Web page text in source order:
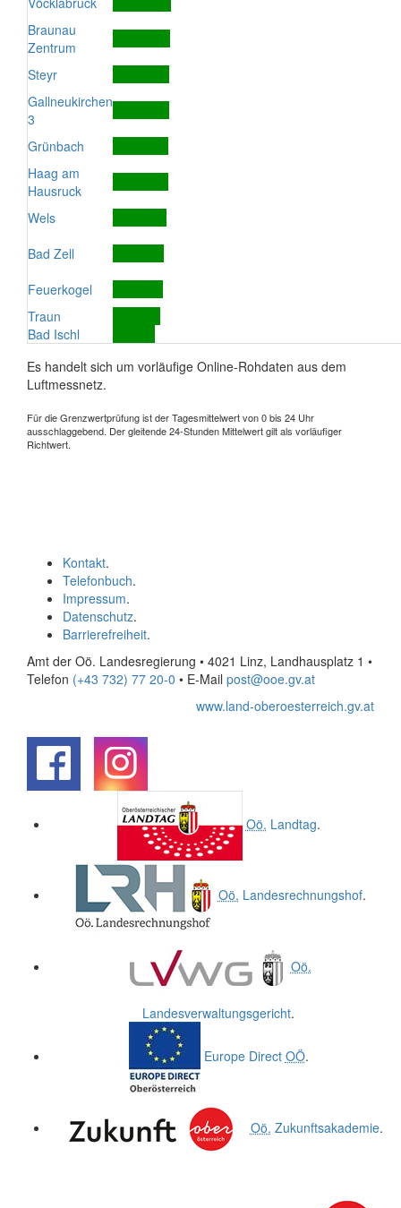
Braunau
Zentrum
Steyr
Gallneukirchen
3
Grünbach
Haag am
Hausruck
Wels
Bad Zell
Feuerkogel
Traun
Bad Ischl
Es handelt sich um vorläufige Online-Rohdaten aus dem
Luftmessnetz.
Für die Grenzwertprüfung ist der Tagesmittelwert von 0 bis 24 Uhr
ausschlaggebend. Der gleitende 24-Stunden Mittelwert gilt als vorläufiger
Richtwert.
Kontakt.
Telefonbuch.
Impressum.
Datenschutz.
Barrierefreiheit.
Amt der Oö. Landesregierung • 4021 Linz, Landhausplatz 1 •
Telefon (+43 732) 77 20-0 • E-Mail post@ooe.gv.at
www.land-oberoesterreich.gv.at
Oö. Landtag.
Oö. Landesrechnungshof.
Oö.
Landesverwaltungsgericht.
Europe Direct OÖ.
Oö. Zukunftsakademie.